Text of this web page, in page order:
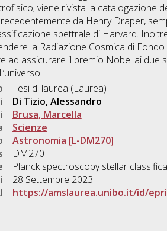
viene rivista la catalogazione
da Henry Draper,
spettrale di Harvard.
la Radiazione Cosmica di
ad assicurare il premio Nobel ai due
Tesi di laurea (Laurea)
Di Tizio, Alessandro
Brusa, Marcella
Scienze
Astronomia [L-DM270]
DM270
Planck spectroscopy stellar
28 Settembre 2023
https://amslaurea.unibo.it/id/